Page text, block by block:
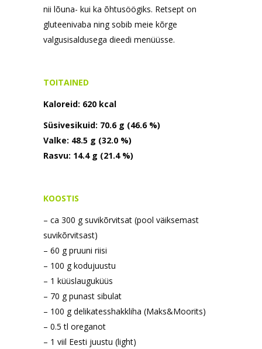
nii lõuna- kui ka õhtusöögiks. Retsept on
gluteenivaba ning sobib meie kõrge
valgusisaldusega dieedi menüüsse.
TOITAINED
Kaloreid: 620 kcal
Süsivesikuid: 70.6 g (46.6 %)
Valke: 48.5 g (32.0 %)
Rasvu: 14.4 g (21.4 %)
KOOSTIS
– ca 300 g suvikõrvitsat (pool väiksemast
suvikõrvitsast)
– 60 g pruuni riisi
– 100 g kodujuustu
– 1 küüslauguküüs
– 70 g punast sibulat
– 100 g delikatesshakkliha (Maks&Moorits)
– 0.5 tl oreganot
– 1 viil Eesti juustu (light)